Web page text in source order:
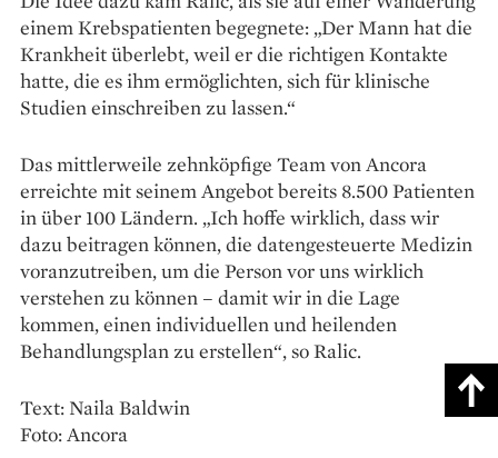
einem Krebspatienten begegnete: „Der Mann hat die
Krankheit überlebt, weil er die richtigen Kontakte
hatte, die es ihm ermöglichten, sich für klinische
Studien einschreiben zu lassen.“
Das mittlerweile zehnköpfige Team von Ancora
erreichte mit seinem Angebot bereits 8.500 Patienten
in über 100 Ländern. „Ich hoffe wirklich, dass wir
dazu beitragen können, die datengesteuerte Medizin
voranzutreiben, um die Person vor uns wirklich
verstehen zu können – damit wir in die Lage
kommen, einen individuellen und heilenden
Behandlungsplan zu erstellen“, so Ralic.
Text: Naila Baldwin
Foto: Ancora